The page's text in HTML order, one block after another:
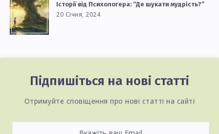
Історії від Психологера: “Де шукати мудрість?”
20 Січня, 2024
Підпишіться на нові статті
Отримуйте сповіщення про нові статті на сайті